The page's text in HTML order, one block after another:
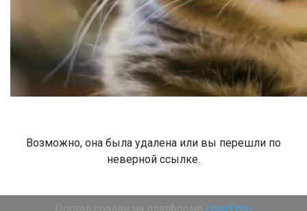
Возможно, она была удалена или вы перешли по
неверной ссылке.